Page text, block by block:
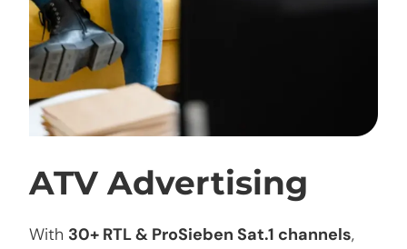
ATV Advertising
With 30+ RTL & ProSieben Sat.1 channels,